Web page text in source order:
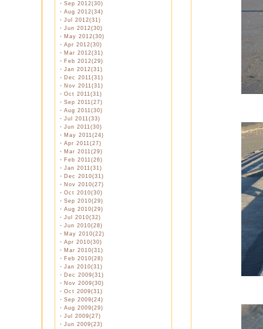
・ Sep 2012(30)
・ Aug 2012(34)
・ Jul 2012(31)
・ Jun 2012(30)
・ May 2012(30)
・ Apr 2012(30)
・ Mar 2012(31)
・ Feb 2012(29)
・ Jan 2012(31)
・ Dec 2011(31)
・ Nov 2011(31)
・ Oct 2011(31)
・ Sep 2011(27)
・ Aug 2011(30)
・ Jul 2011(33)
・ Jun 2011(30)
・ May 2011(24)
・ Apr 2011(27)
・ Mar 2011(29)
・ Feb 2011(26)
・ Jan 2011(31)
・ Dec 2010(31)
・ Nov 2010(27)
・ Oct 2010(30)
・ Sep 2010(29)
・ Aug 2010(29)
・ Jul 2010(32)
・ Jun 2010(28)
・ May 2010(22)
・ Apr 2010(30)
・ Mar 2010(31)
・ Feb 2010(28)
・ Jan 2010(31)
・ Dec 2009(31)
・ Nov 2009(30)
・ Oct 2009(31)
・ Sep 2009(24)
・ Aug 2009(29)
・ Jul 2009(27)
・ Jun 2009(23)